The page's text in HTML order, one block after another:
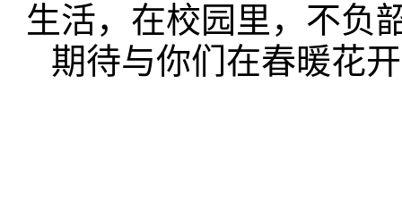
生活，在校园里，不负
期待与你们在春暖花